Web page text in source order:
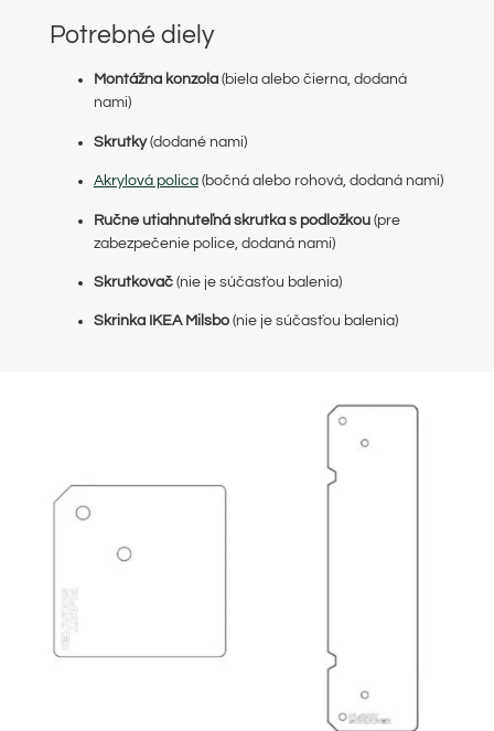
Potrebné diely
Montážna konzola(biela alebo čierna, dodaná
nami)
Skrutky(dodané nami)
Akrylová polica(bočná alebo rohová, dodaná nami)
Ručne utiahnuteľná skrutka s podložkou(pre
zabezpečenie police, dodaná nami)
Skrutkovač(nie je súčasťou balenia)
Skrinka IKEA Milsbo(nie je súčasťou balenia)